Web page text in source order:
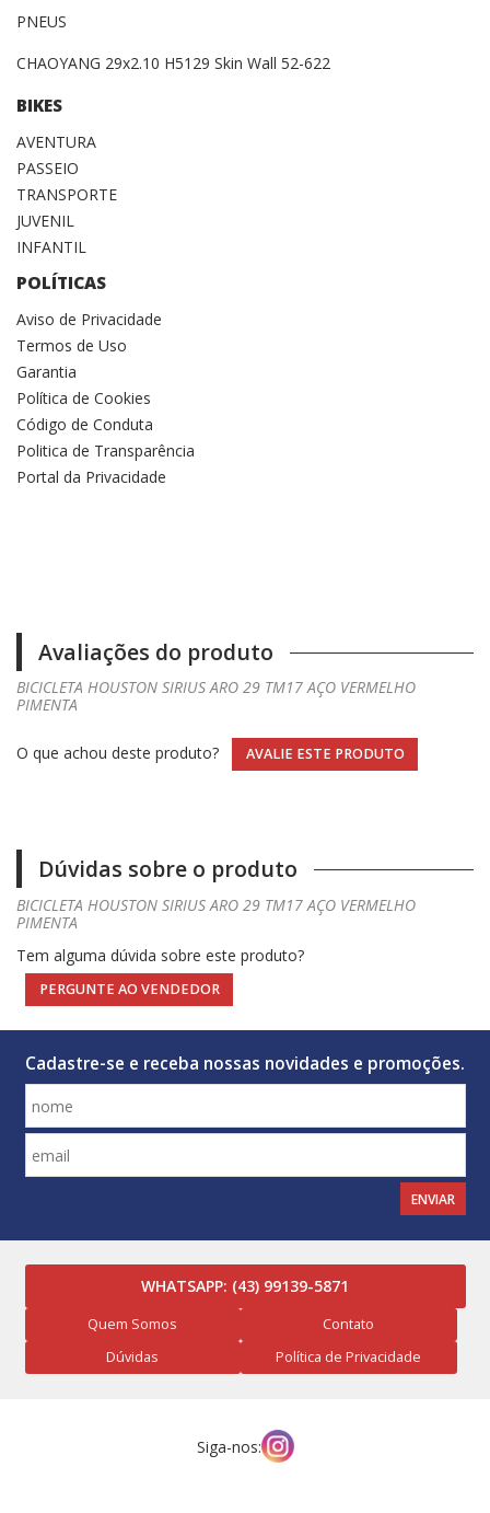
PNEUS
CHAOYANG 29x2.10 H5129 Skin Wall 52-622
BIKES
AVENTURA
PASSEIO
TRANSPORTE
JUVENIL
INFANTIL
POLÍTICAS
Aviso de Privacidade
Termos de Uso
Garantia
Política de Cookies
Código de Conduta
Politica de Transparência
Portal da Privacidade
Avaliações do produto
BICICLETA HOUSTON SIRIUS ARO 29 TM17 AÇO VERMELHO
PIMENTA
O que achou deste produto? AVALIE ESTE PRODUTO
Dúvidas sobre o produto
BICICLETA HOUSTON SIRIUS ARO 29 TM17 AÇO VERMELHO
PIMENTA
Tem alguma dúvida sobre este produto?
PERGUNTE AO VENDEDOR
Cadastre-se e receba nossas novidades e promoções.
ENVIAR
WHATSAPP: (43) 99139-5871
Quem Somos
Contato
Dúvidas
Política de Privacidade
Siga-nos: